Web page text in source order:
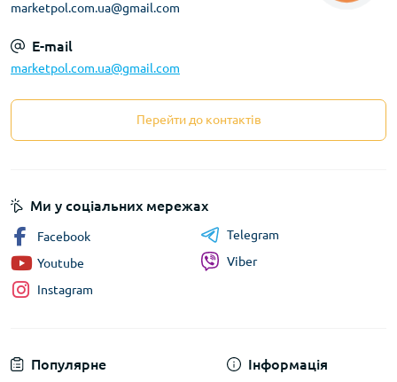
marketpol.com.ua@gmail.com
E-mail
marketpol.com.ua@gmail.com
Перейти до контактів
Популярне Інформація
Ми у соціальних мережах
Facebook
Youtube
Instagram
Telegram
Viber